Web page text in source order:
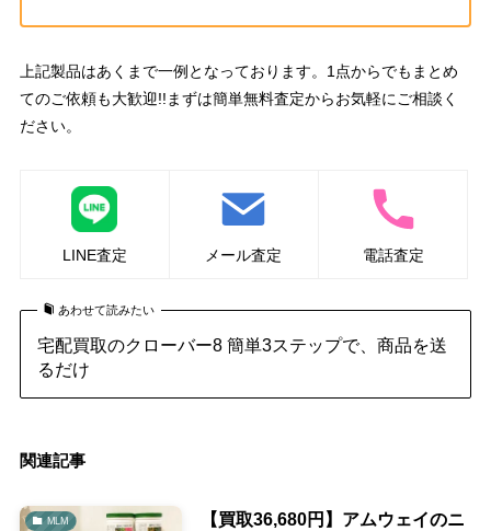
上記製品はあくまで一例となっております。1点からでもまとめ
てのご依頼も大歓迎!!まずは簡単無料査定からお気軽にご相談く
ださい。
LINE査定 メール査定 電話査定
あわせて読みたい
宅配買取のクローバー8 簡単3ステップで、商品を送
るだけ
関連記事
MLM
【買取36,680円】アムウェイのニ